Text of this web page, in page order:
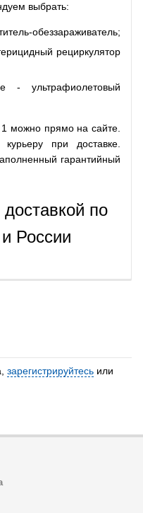
выбрать:
обеззараживатель;
рециркулятор
- ультрафиолетовый
1 можно прямо на сайте.
при доставке.
гарантийный
доставкой по
России
зарегистрируйтесь или